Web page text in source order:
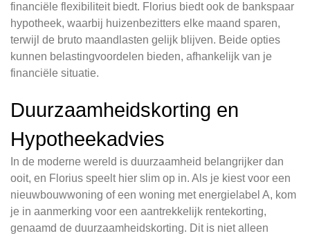
financiële flexibiliteit biedt. Florius biedt ook de bankspaar
hypotheek, waarbij huizenbezitters elke maand sparen,
terwijl de bruto maandlasten gelijk blijven. Beide opties
kunnen belastingvoordelen bieden, afhankelijk van je
financiële situatie.
Duurzaamheidskorting en
Hypotheekadvies
In de moderne wereld is duurzaamheid belangrijker dan
ooit, en Florius speelt hier slim op in. Als je kiest voor een
nieuwbouwwoning of een woning met energielabel A, kom
je in aanmerking voor een aantrekkelijk rentekorting,
genaamd de duurzaamheidskorting. Dit is niet alleen